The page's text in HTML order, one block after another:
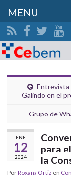
Entrevista
Galindo en el
Grupo de
ENE
12
2024
para
la
PorRoxana Ortiz en
MENU